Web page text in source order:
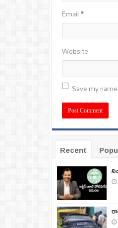
Email*
Website
Save my
Recent